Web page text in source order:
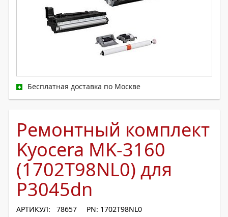
Бесплатная доставка по Москве
Ремонтный комплект
Kyocera MK-3160
(1702T98NL0) для
P3045dn
АРТИКУЛ: 78657 PN: 1702T98NL0